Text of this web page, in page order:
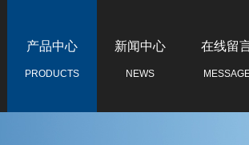
产品中心
PRODUCTS
新闻中心
NEWS
在线留